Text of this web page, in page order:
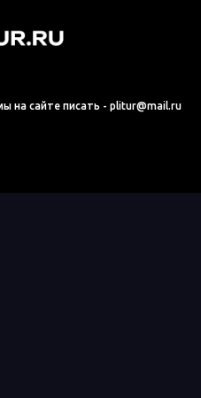
на сайте писать - plitur@mail.ru